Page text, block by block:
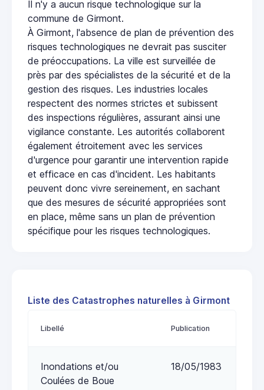
Il n'y a aucun risque technologique sur la
commune de Girmont.
À Girmont, l'absence de plan de prévention des
risques technologiques ne devrait pas susciter
de préoccupations. La ville est surveillée de
près par des spécialistes de la sécurité et de la
gestion des risques. Les industries locales
respectent des normes strictes et subissent
des inspections régulières, assurant ainsi une
vigilance constante. Les autorités collaborent
également étroitement avec les services
d'urgence pour garantir une intervention rapide
et efficace en cas d'incident. Les habitants
peuvent donc vivre sereinement, en sachant
que des mesures de sécurité appropriées sont
en place, même sans un plan de prévention
spécifique pour les risques technologiques.
Liste des Catastrophes naturelles à Girmont
Libellé Publication
Inondations et/ou
Coulées de Boue
18/05/1983